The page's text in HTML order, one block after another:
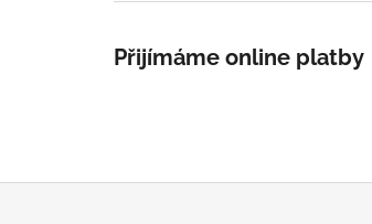
Přijímáme online platby